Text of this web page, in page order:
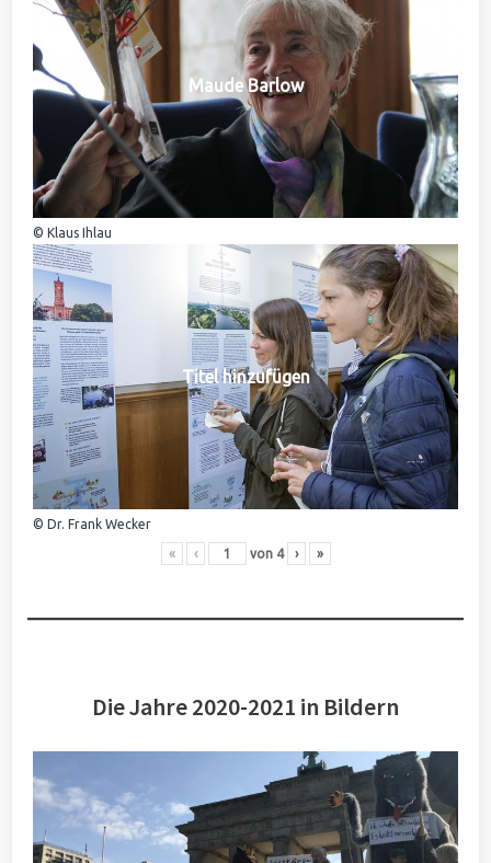
Maude Barlow
© Klaus Ihlau
Titel hinzufügen
© Dr. Frank Wecker
« ‹ von 4 › »
Die Jahre 2020-2021 in Bildern